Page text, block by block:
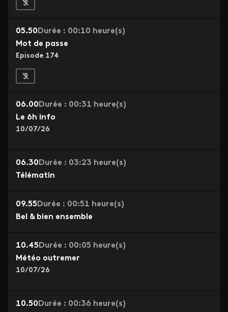
05.50 Durée : 00:10 heure(s)
Mot de passe
Episode 174
06.00 Durée : 00:31 heure(s)
Le 6h info
10/07/26
06.30 Durée : 03:23 heure(s)
Télématin
09.55 Durée : 00:51 heure(s)
Bel & bien ensemble
10.45 Durée : 00:05 heure(s)
Météo outremer
10/07/26
10.50 Durée : 00:36 heure(s)